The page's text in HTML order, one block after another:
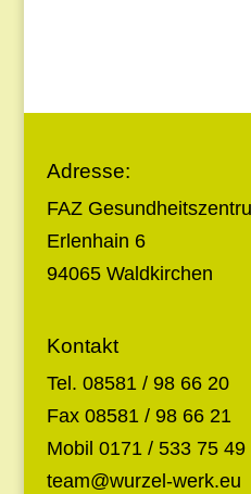
Adresse:
FAZ
Erlenhain 6
94065 Waldkirchen
Kontakt
Tel. 08581 / 98 66 20
Fax 08581 / 98 66 21
Mobil 0171 / 533 75 49
team@wurzel-werk.eu